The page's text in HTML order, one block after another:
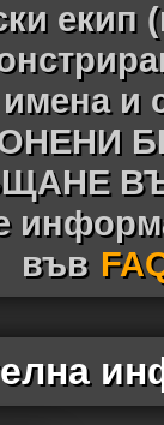
екип
имена
във